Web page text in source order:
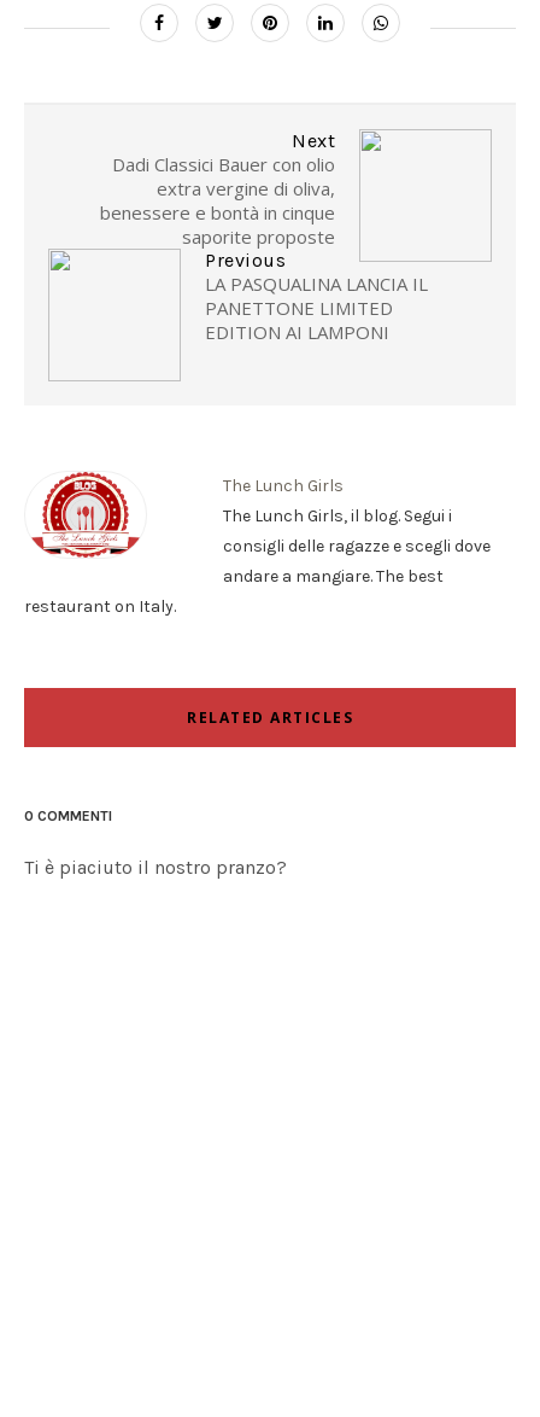
Next
Dadi Classici Bauer con olio
extra vergine di oliva,
benessere e bontà in cinque
saporite proposte
Previous
LA PASQUALINA LANCIA IL
PANETTONE LIMITED
EDITION AI LAMPONI
The Lunch Girls
The Lunch Girls, il blog. Segui i
consigli delle ragazze e scegli dove
andare a mangiare. The best
restaurant on Italy.
RELATED ARTICLES
0 COMMENTI
Ti è piaciuto il nostro pranzo?